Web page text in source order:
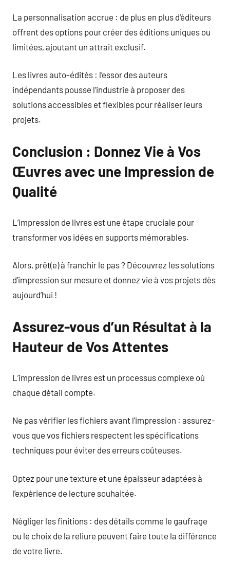
La personnalisation accrue : de plus en plus d’éditeurs
offrent des options pour créer des éditions uniques ou
limitées, ajoutant un attrait exclusif.
Les livres auto-édités : l’essor des auteurs
indépendants pousse l’industrie à proposer des
solutions accessibles et flexibles pour réaliser leurs
projets.
Conclusion : Donnez Vie à Vos
Œuvres avec une Impression de
Qualité
L’impression de livres est une étape cruciale pour
transformer vos idées en supports mémorables.
Alors, prêt(e) à franchir le pas ? Découvrez les solutions
d’impression sur mesure et donnez vie à vos projets dès
aujourd’hui !
Assurez-vous d’un Résultat à la
Hauteur de Vos Attentes
L’impression de livres est un processus complexe où
chaque détail compte.
Ne pas vérifier les fichiers avant l’impression : assurez-
vous que vos fichiers respectent les spécifications
techniques pour éviter des erreurs coûteuses.
Optez pour une texture et une épaisseur adaptées à
l’expérience de lecture souhaitée.
Négliger les finitions : des détails comme le gaufrage
ou le choix de la reliure peuvent faire toute la différence
de votre livre.